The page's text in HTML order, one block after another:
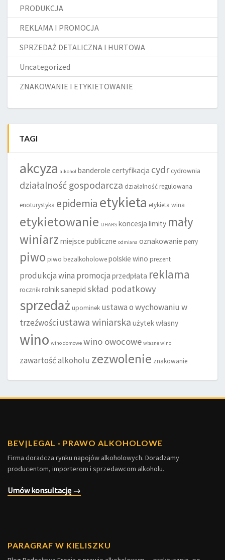
PRODUKCJA
REKLAMA I PROMOCJA
SPRZEDAŻ DETALICZNA I HURTOWA
Uncategorized
ZNAKOWANIE I ETYKIETOWANIE
TAGI
akcyza alkohol banderole certyfikacja cydr cydrownia
działalność gospodarcza działalność regulowana
enoturystyka epidemia etykieta etykieta wina
etykietowanie IJHARS koncesja limity mały
winiarz miejsce publiczne odmiana oznakowanie perry
piwo piwo bezalkoholowepolskie wino prezent
produkcja wina promocja przedpłata reklama
rocznikrolniksanepid skład podatkowy
sprzedaż upominek ustawa o wychowaniu w
trzeźwości ustawa winiarska użytek własny
wino wino domowe wino owocowe własne wino
zawartość alkoholu zezwolenie znakowanie
BEV| LEGAL · PRAWO ALKOHOLOWE
Firma doradcza rynku napojów alkoholowych. Doradzamy
producentom, importerom i sprzedawcom alkoholu.
Umów konsultację →
PARAGRAF W KIELISZKU